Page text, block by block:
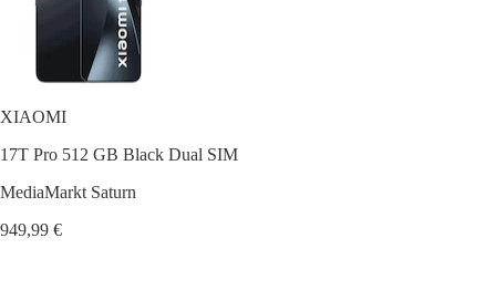
XIAOMI
17T Pro 512 GB Black Dual SIM
MediaMarkt Saturn
949,99 €